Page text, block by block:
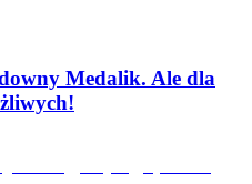
Medalik. Ale dla